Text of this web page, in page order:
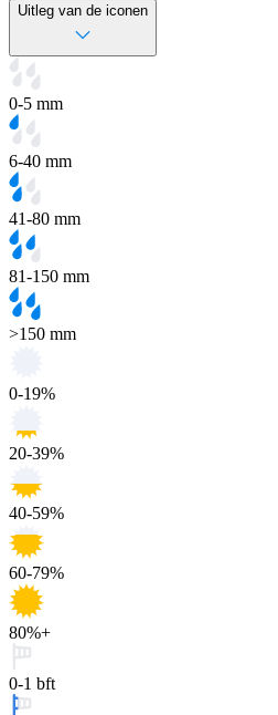
Uitleg van de iconen
0-5 mm
6-40 mm
41-80 mm
81-150 mm
>150 mm
0-19%
20-39%
40-59%
60-79%
80%+
0-1 bft